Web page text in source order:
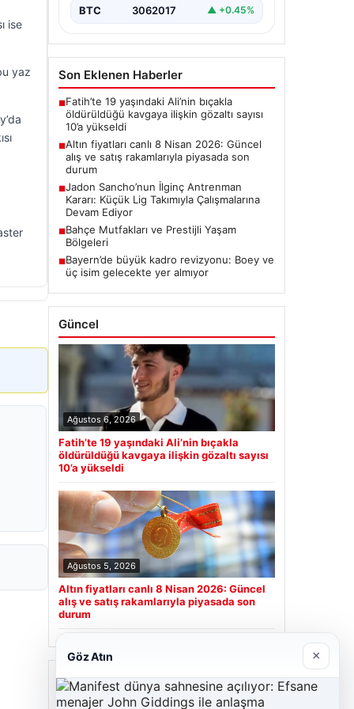
ise
yaz
BTC 3062017 ▲ +0.45%
Son Eklenen Haberler
■Fatih’te 19 yaşındaki Ali’nin bıçakla
öldürüldüğü kavgaya ilişkin gözaltı sayısı
10’a yükseldi
■Altın fiyatları canlı 8 Nisan 2026: Güncel
alış ve satış rakamlarıyla piyasada son
durum
■Jadon Sancho’nun İlginç Antrenman
Kararı: Küçük Lig Takımıyla Çalışmalarına
Devam Ediyor
■Bahçe Mutfakları ve Prestijli Yaşam
Bölgeleri
■Bayern’de büyük kadro revizyonu: Boey ve
üç isim gelecekte yer almıyor
Güncel
Ağustos 6, 2026
Fatih’te 19 yaşındaki Ali’nin bıçakla
öldürüldüğü kavgaya ilişkin gözaltı sayısı
10’a yükseldi
Ağustos 5, 2026
Altın fiyatları canlı 8 Nisan 2026: Güncel
alış ve satış rakamlarıyla piyasada son
durum
Son Eklenen Firmalar
Göz Atın ×